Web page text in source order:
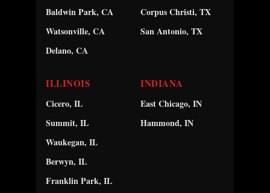
Baldwin Park, CA
Watsonville, CA
Delano, CA
Corpus Christi, TX
San Antonio, TX
ILLINOIS
Cicero, IL
Summit, IL
Waukegan, IL
Berwyn, IL
Franklin Park, IL
INDIANA
East Chicago, IN
Hammond, IN